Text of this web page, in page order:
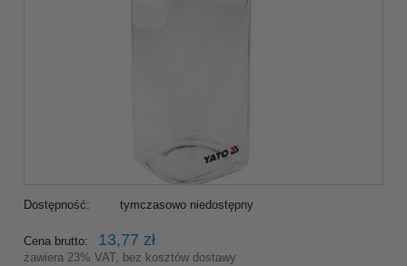
Dostępność: tymczasowo niedostępny
Cena brutto: 13,77 zł
zawiera 23% VAT, bez kosztów dostawy